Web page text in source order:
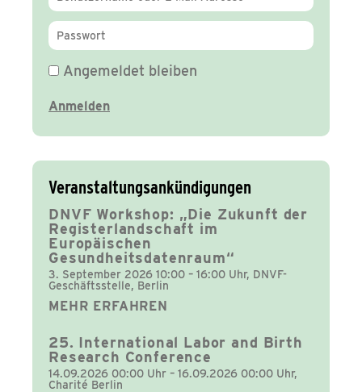
Angemeldet bleiben
Veranstaltungsankündigungen
DNVF Workshop: „Die Zukunft der
Registerlandschaft im
Europäischen
Gesundheitsdatenraum“
3. September 2026 10:00 – 16:00 Uhr, DNVF-
Geschäftsstelle, Berlin
MEHR ERFAHREN
25. International Labor and Birth
Research Conference
14.09.2026 00:00 Uhr – 16.09.2026 00:00 Uhr,
Charité Berlin